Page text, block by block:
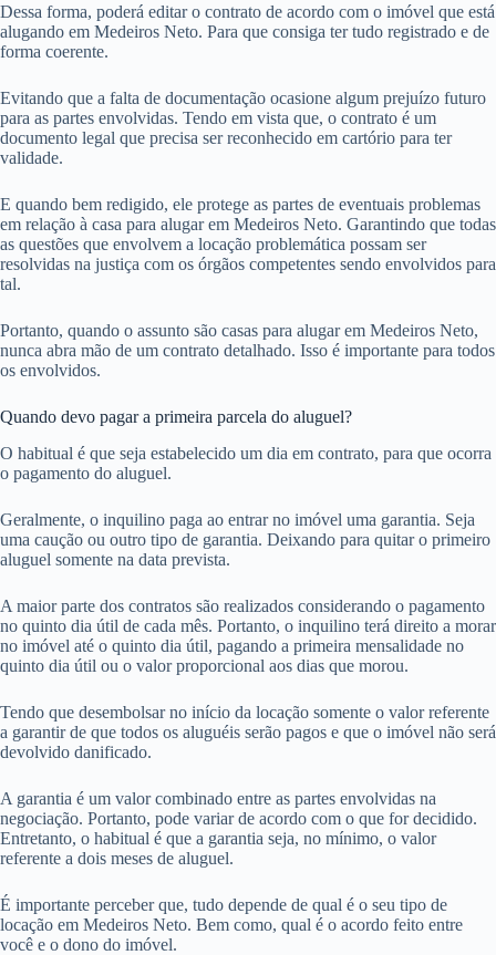
Dessa forma, poderá editar o contrato de acordo com o imóvel que está
alugando em Medeiros Neto. Para que consiga ter tudo registrado e de
forma coerente.
Evitando que a falta de documentação ocasione algum prejuízo futuro
para as partes envolvidas. Tendo em vista que, o contrato é um
documento legal que precisa ser reconhecido em cartório para ter
validade.
E quando bem redigido, ele protege as partes de eventuais problemas
em relação à casa para alugar em Medeiros Neto. Garantindo que todas
as questões que envolvem a locação problemática possam ser
resolvidas na justiça com os órgãos competentes sendo envolvidos para
tal.
Portanto, quando o assunto são casas para alugar em Medeiros Neto,
nunca abra mão de um contrato detalhado. Isso é importante para todos
os envolvidos.
Quando devo pagar a primeira parcela do aluguel?
O habitual é que seja estabelecido um dia em contrato, para que ocorra
o pagamento do aluguel.
Geralmente, o inquilino paga ao entrar no imóvel uma garantia. Seja
uma caução ou outro tipo de garantia. Deixando para quitar o primeiro
aluguel somente na data prevista.
A maior parte dos contratos são realizados considerando o pagamento
no quinto dia útil de cada mês. Portanto, o inquilino terá direito a morar
no imóvel até o quinto dia útil, pagando a primeira mensalidade no
quinto dia útil ou o valor proporcional aos dias que morou.
Tendo que desembolsar no início da locação somente o valor referente
a garantir de que todos os aluguéis serão pagos e que o imóvel não será
devolvido danificado.
A garantia é um valor combinado entre as partes envolvidas na
negociação. Portanto, pode variar de acordo com o que for decidido.
Entretanto, o habitual é que a garantia seja, no mínimo, o valor
referente a dois meses de aluguel.
É importante perceber que, tudo depende de qual é o seu tipo de
locação em Medeiros Neto. Bem como, qual é o acordo feito entre
você e o dono do imóvel.